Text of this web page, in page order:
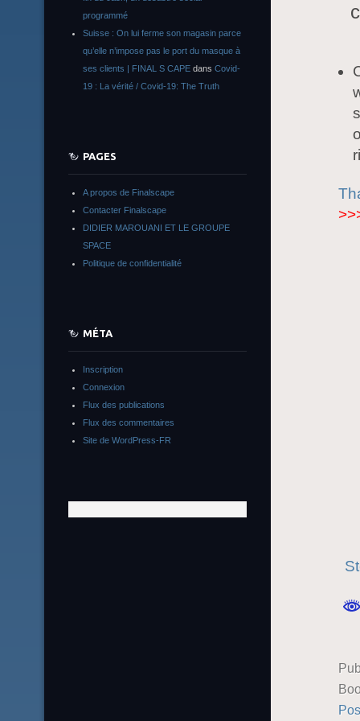
programmé
Suisse : On lui ferme son magasin parce
qu’elle n’impose pas le port du masque à
ses clients | FINAL S CAPE dans Covid-
19 : La vérité / Covid-19: The Truth
PAGES
A propos de Finalscape
Contacter Finalscape
DIDIER MAROUANI ET LE GROUPE
SPACE
Politique de confidentialité
MÉTA
Inscription
Connexion
Flux des publications
Flux des commentaires
Site de WordPress-FR